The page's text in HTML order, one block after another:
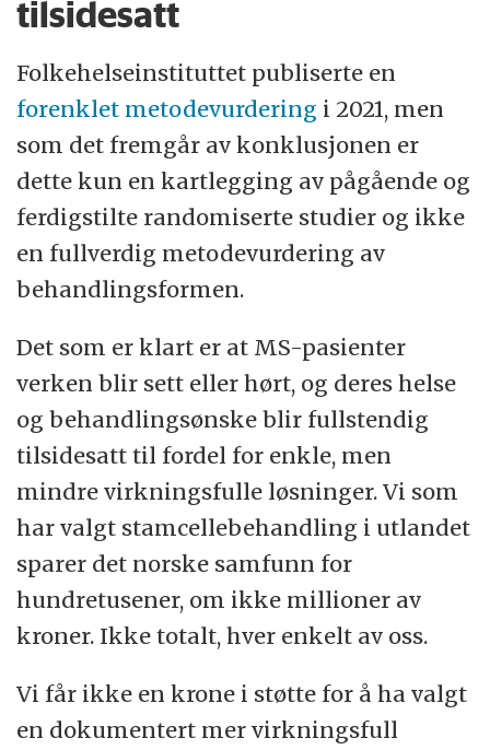
tilsidesatt
Folkehelseinstituttet publiserte en
forenklet metodevurdering i 2021, men
som det fremgår av konklusjonen er
dette kun en kartlegging av pågående og
ferdigstilte randomiserte studier og ikke
en fullverdig metodevurdering av
behandlingsformen.
Det som er klart er at MS-pasienter
verken blir sett eller hørt, og deres helse
og behandlingsønske blir fullstendig
tilsidesatt til fordel for enkle, men
mindre virkningsfulle løsninger. Vi som
har valgt stamcellebehandling i utlandet
sparer det norske samfunn for
hundretusener, om ikke millioner av
kroner. Ikke totalt, hver enkelt av oss.
Vi får ikke en krone i støtte for å ha valgt
en dokumentert mer virkningsfull